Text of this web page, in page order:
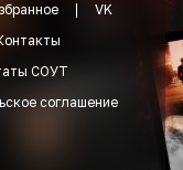
VK
СОУТ
соглашение